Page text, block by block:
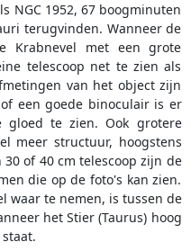
NGC 1952, 67 boogminuten
terugvinden. Wanneer de
Krabnevel met een grote
telescoop net te zien als
van het object zijn
een goede binoculair is er
te zien. Ook grotere
meer structuur, hoogstens
of 40 cm telescoop zijn de
die op de foto's kan zien.
waar te nemen, is tussen de
het Stier (Taurus) hoog